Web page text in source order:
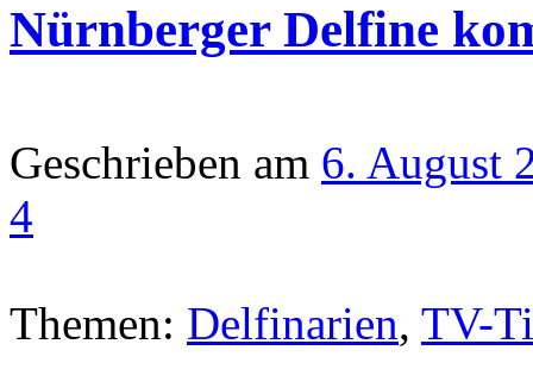
Nürnberger Delfine
Geschrieben am 6. August
4
Themen: Delfinarien, TV-